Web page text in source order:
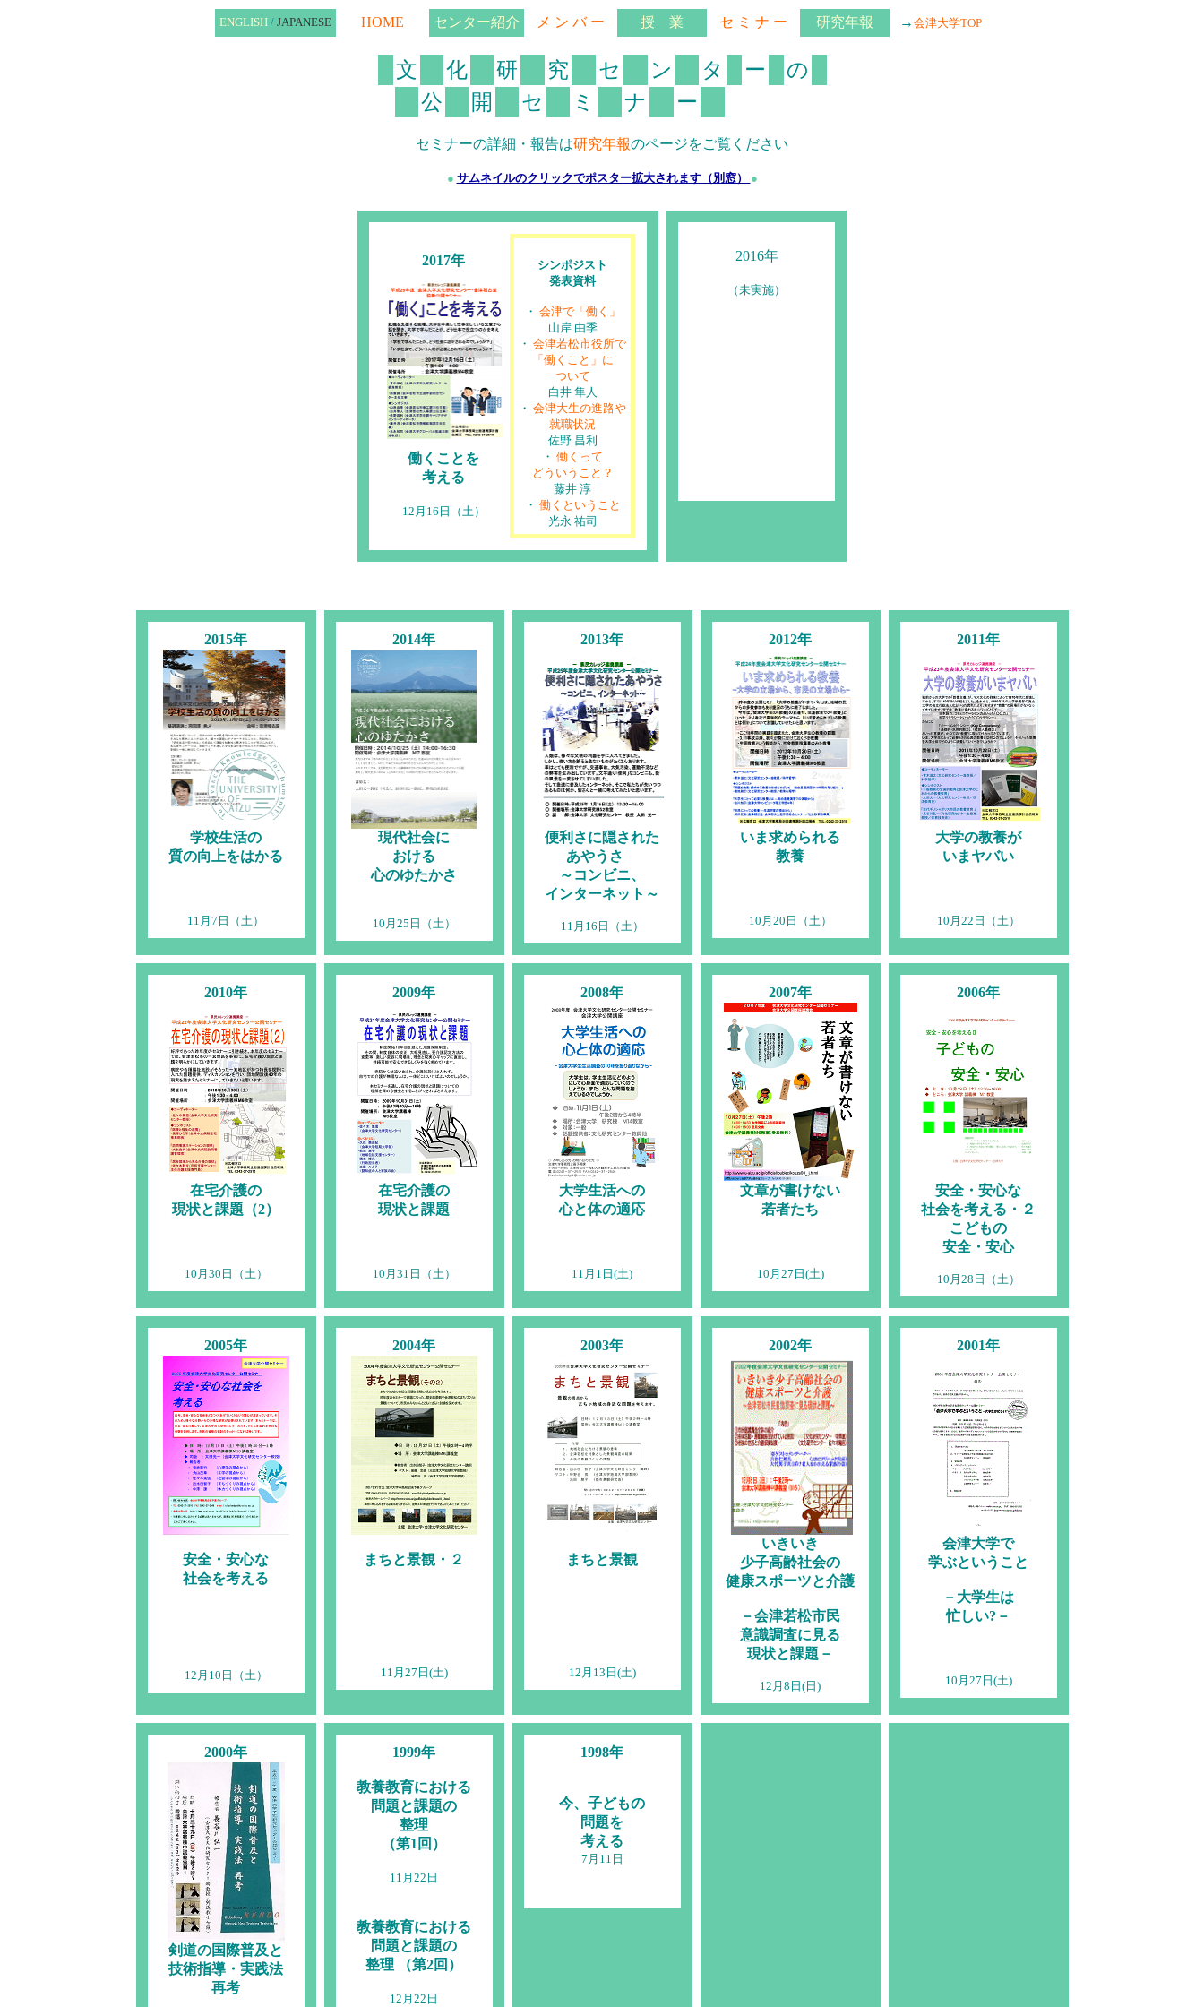
ENGLISH/ JAPANESE HOME センター紹介 メ ン バ ー 授 業 セ ミ ナ ー 研究年報 → 会津大学TOP
文 化 研 究 セ ン タ ー の
公 開 セ ミ ナ ー
セミナーの詳細・報告は研究年報のページをご覧ください
● サムネイルのクリックでポスター拡大されます（別窓） ●
2017年
働くことを
考える
12月16日（土）
シンポジスト
発表資料
・ 会津で「働く」
山岸 由季
・ 会津若松市役所で
「働くこと」に
ついて
白井 隼人
・ 会津大生の進路や
就職状況
佐野 昌利
・ 働くって
どういうこと？
藤井 淳
・ 働くということ
光永 祐司
2016年
（未実施）
2015年
学校生活の
質の向上をはかる
11月7日（土）
2014年
現代社会に
おける
心のゆたかさ
10月25日（土）
2013年
便利さに隠された
あやうさ
～コンビニ、
インターネット～
11月16日（土）
2012年
いま求められる
教養
10月20日（土）
2011年
大学の教養が
いまヤバい
10月22日（土）
2010年
在宅介護の
現状と課題（2）
10月30日（土）
2009年
在宅介護の
現状と課題
10月31日（土）
2008年
大学生活への
心と体の適応
11月1日(土)
2007年
文章が書けない
若者たち
10月27日(土)
2006年
安全・安心な
社会を考える・２
こどもの
安全・安心
10月28日（土）
2005年
安全・安心な
社会を考える
12月10日（土）
2004年
まちと景観・２
11月27日(土)
2003年
まちと景観
12月13日(土)
2002年
いきいき
少子高齢社会の
健康スポーツと介護
－会津若松市民
意識調査に見る
現状と課題－
12月8日(日)
2001年
会津大学で
学ぶということ
－大学生は
忙しい?－
10月27日(土)
2000年
剣道の国際普及と
技術指導・実践法
再考
1999年
教養教育における
問題と課題の
整理
（第1回）
11月22日
教養教育における
問題と課題の
整理 （第2回）
12月22日
1998年
今、子どもの
問題を
考える
7月11日